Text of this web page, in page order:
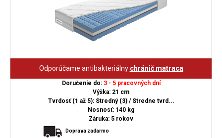
Odporúčame antibakteriálny chránič matraca
Doručenie do: 3 - 5 pracovných dní
Výška: 21 cm
Tvrdosť (1 až 5): Stredný (3) / Stredne tvrd...
Nosnosť: 140 kg
Záruka: 5 rokov
Doprava zadarmo